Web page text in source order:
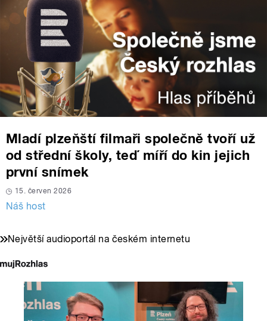
Mladí plzeňští filmaři společně tvoří už
od střední školy, teď míří do kin jejich
první snímek
15. červen 2026
Náš host
Největší audioportál na českém internetu